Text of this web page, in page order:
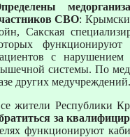
СВО:
Сакская
функционируют
с
системы. По
других
жители Республики
за
функционируют